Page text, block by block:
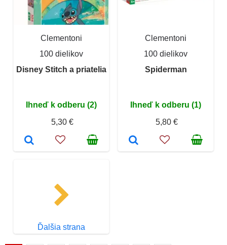
Clementoni
100 dielikov
Disney Stitch a priatelia
Ihneď k odberu (2)
5,30 €
Clementoni
100 dielikov
Spiderman
Ihneď k odberu (1)
5,80 €
Ďalšia strana